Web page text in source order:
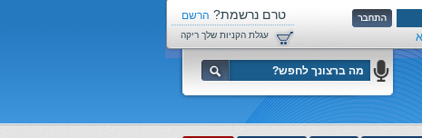
טרם נרשמת? הרשם
עכשיו!
עגלת הקניות שלך ריקה